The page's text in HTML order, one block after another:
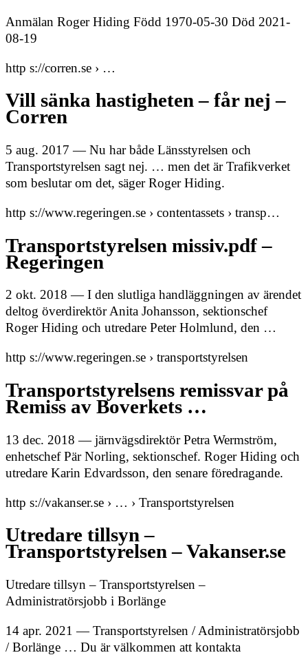
Anmälan Roger Hiding Född 1970-05-30 Död 2021-
08-19
http s://corren.se › …
Vill sänka hastigheten – får nej –
Corren
5 aug. 2017 — Nu har både Länsstyrelsen och
Transportstyrelsen sagt nej. … men det är Trafikverket
som beslutar om det, säger Roger Hiding.
http s://www.regeringen.se › contentassets › transp…
Transportstyrelsen missiv.pdf –
Regeringen
2 okt. 2018 — I den slutliga handläggningen av ärendet
deltog överdirektör Anita Johansson, sektionschef
Roger Hiding och utredare Peter Holmlund, den …
http s://www.regeringen.se › transportstyrelsen
Transportstyrelsens remissvar på
Remiss av Boverkets …
13 dec. 2018 — järnvägsdirektör Petra Wermström,
enhetschef Pär Norling, sektionschef. Roger Hiding och
utredare Karin Edvardsson, den senare föredragande.
http s://vakanser.se › … › Transportstyrelsen
Utredare tillsyn –
Transportstyrelsen – Vakanser.se
Utredare tillsyn – Transportstyrelsen –
Administratörsjobb i Borlänge
14 apr. 2021 — Transportstyrelsen / Administratörsjobb
/ Borlänge … Du är välkommen att kontakta